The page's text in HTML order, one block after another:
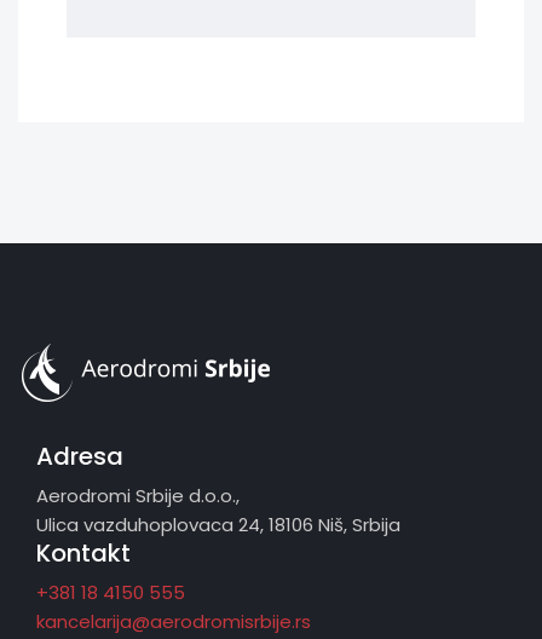
Adresa
Aerodromi Srbije d.o.o.,
Ulica vazduhoplovaca 24, 18106 Niš, Srbija
Kontakt
+381 18 4150 555
kancelarija@aerodromisrbije.rs